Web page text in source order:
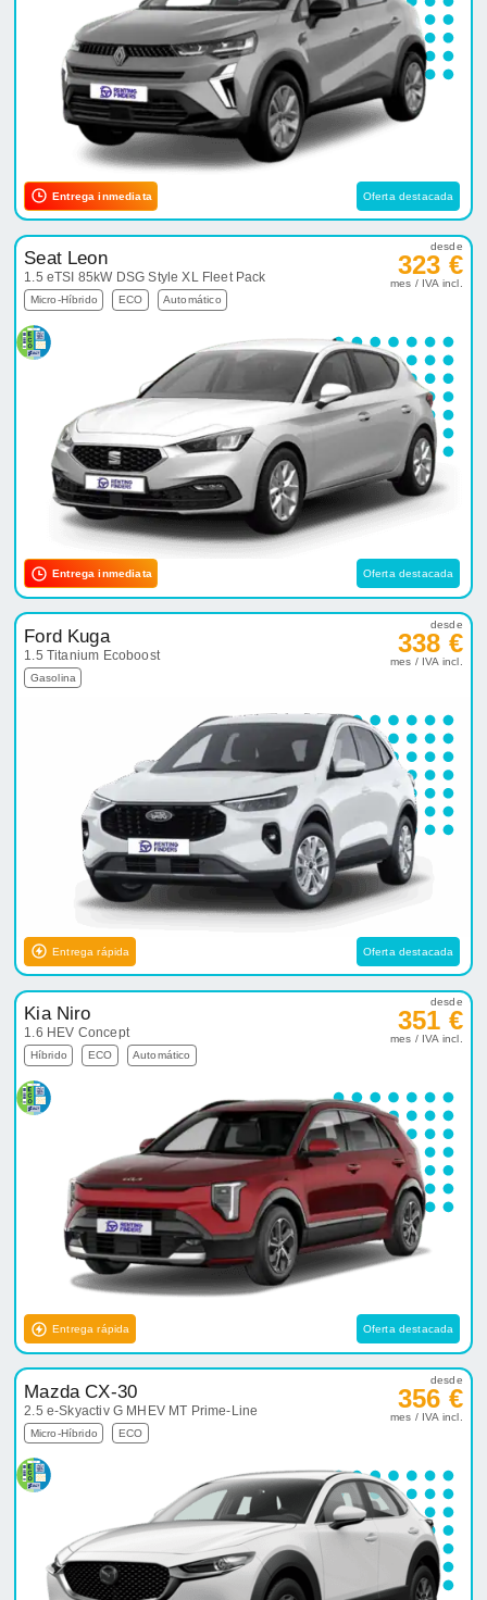
Entrega inmediata Oferta destacada
Seat Leon
1.5 eTSI 85kW DSG Style XL Fleet Pack
Micro-Híbrido ECO Automático
desde
323 €
mes / IVA incl.
Entrega inmediata Oferta destacada
Ford Kuga
1.5 Titanium Ecoboost
Gasolina
desde
338 €
mes / IVA incl.
Entrega rápida Oferta destacada
Kia Niro
1.6 HEV Concept
Híbrido ECO Automático
desde
351 €
mes / IVA incl.
Entrega rápida Oferta destacada
Mazda CX-30
2.5 e-Skyactiv G MHEV MT Prime-Line
Micro-Híbrido ECO
desde
356 €
mes / IVA incl.